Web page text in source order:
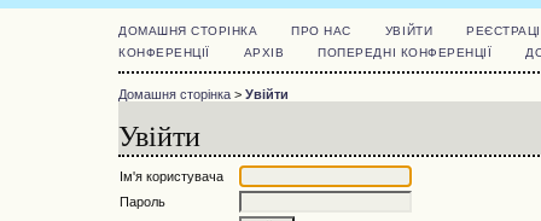
ДОМАШНЯ СТОРІНКА ПРО НАС УВІЙТИ
КОНФЕРЕНЦІЇ
АРХІВ ПОПЕРЕДНІ КОНФЕРЕНЦІЇ
Домашня сторінка > Увійти
Увійти
Ім'я користувача
Пароль